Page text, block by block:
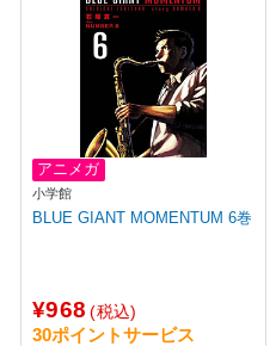
アニメガ
小学館
BLUE GIANT MOMENTUM 6巻
¥968 (税込)
30ポイントサービス